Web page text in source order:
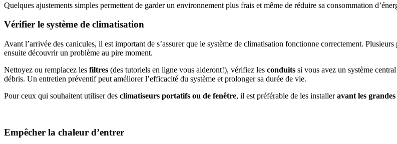
Quelques ajustements simples permettent de garder un environnement plus frais et même de réduire sa consommation
Vérifier le système de climatisation
Avant l’arrivée des canicules, il est important de s’assurer que le système de climatisation fonctionne correctement.
ensuite découvrir un problème au pire moment.
Nettoyez ou remplacez les filtres (des tutoriels en ligne vous aideront!), vérifiez les conduits si vous avez un système
débris. Un entretien préventif peut améliorer l’efficacité du système et prolonger sa durée de vie.
Pour ceux qui souhaitent utiliser des climatiseurs portatifs ou de fenêtre, il est préférable de les installeravant les
Empêcher la chaleur d’entrer